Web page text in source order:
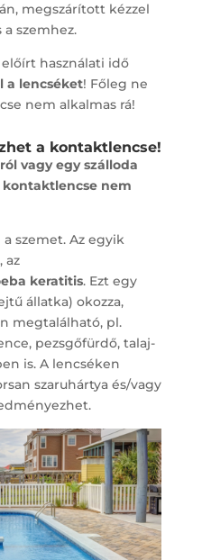
megszárított kézzel
szemhez.
használati idő
a lencséket! Főleg ne
nem alkalmas rá!
a kontaktlencse!
vagy egy szálloda
kontaktlencse nem
szemet. Az egyik
az
keratitis. Ezt egy
állatka) okozza,
megtalálható, pl.
pezsgőfürdő, talaj-
is. A lencséken
szaruhártya és/vagy